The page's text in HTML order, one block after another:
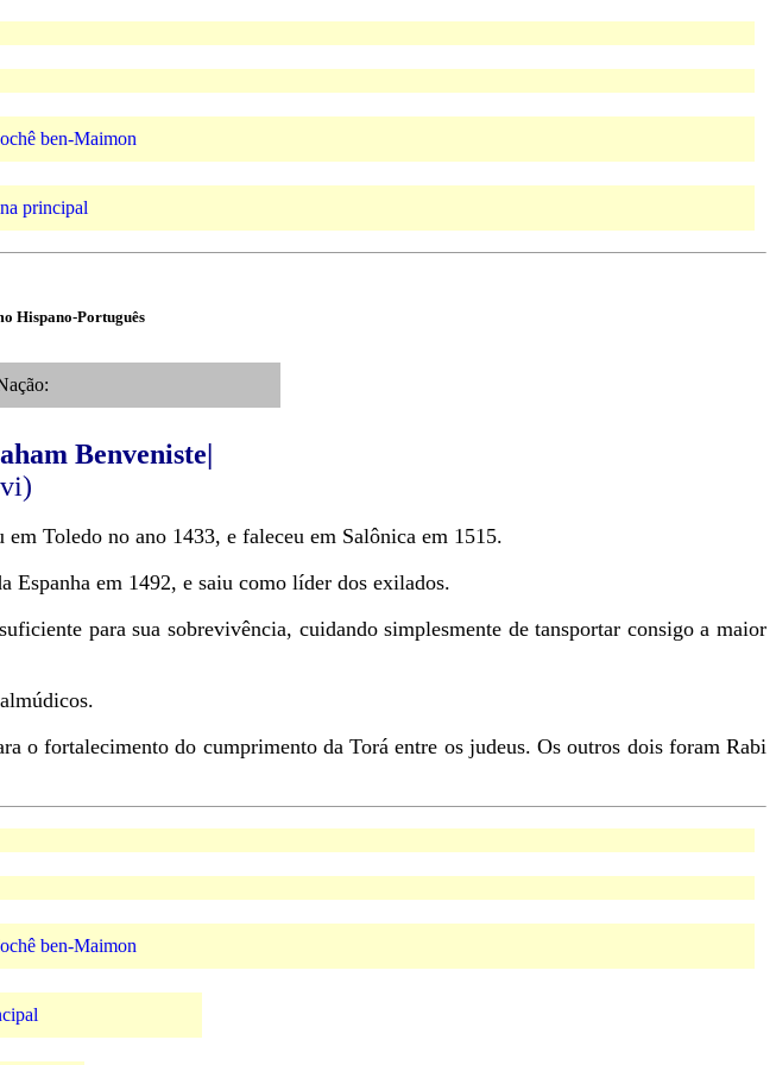
ben-Maimon
principal
Hispano-Português
Benveniste|
Toledo no ano 1433, e faleceu em Salônica em 1515.
Espanha em 1492, e saiu como líder dos exilados.
para sua sobrevivência, cuidando simplesmente de tansportar consigo a maior
o fortalecimento do cumprimento da Torá entre os judeus. Os outros dois foram Rabi
ben-Maimon